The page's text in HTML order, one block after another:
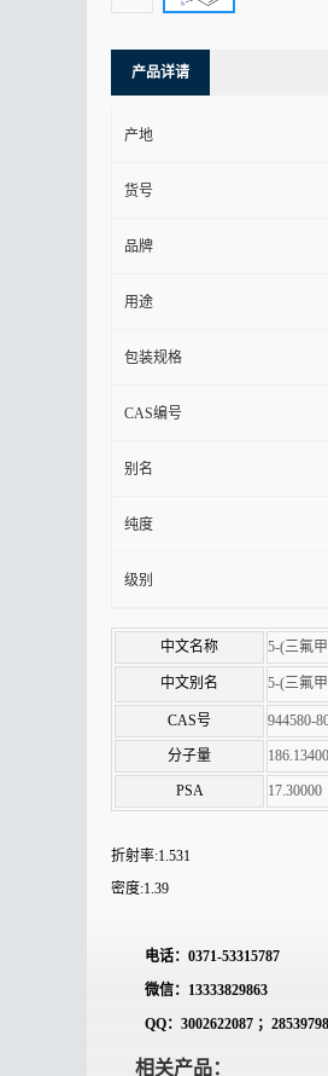
产品详请
产地
货号
品牌
用途
包装规格
CAS编号
别名
纯度
级别
中文名称 5-(三氟
中文别名 5-(三氟
CAS号 944580-
分子量 186.13400
PSA 17.30000
折射率:1.531
密度:1.39
电话： 0371-53315787
微信： 13333829863
QQ： 3002622087 ；
相关产品：